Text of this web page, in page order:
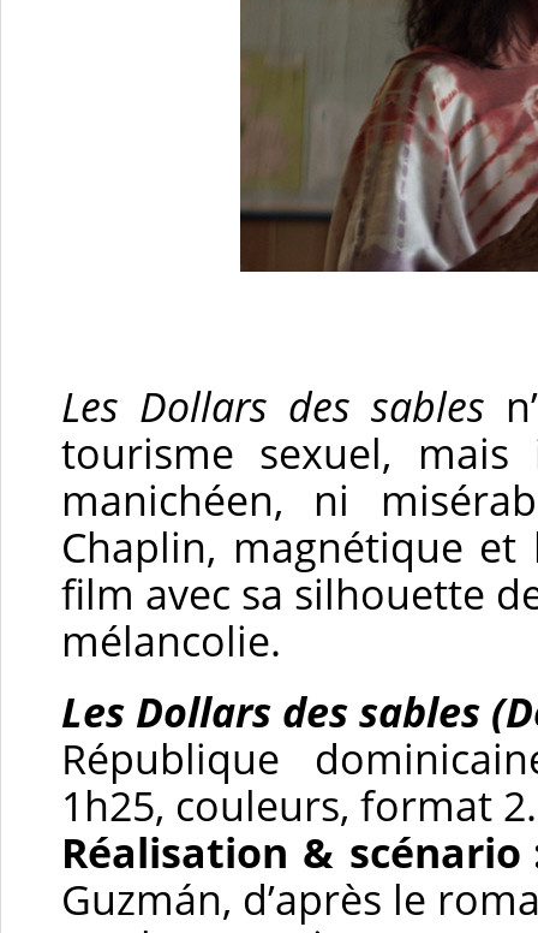
Les Dollars des sables
tourisme sexuel,
manichéen, ni
Chaplin, magnétique
film avec sa silhouette
mélancolie.
Les Dollars des sables
République
1h25, couleurs, format
Réalisation & scénario
Guzmán, d’après le